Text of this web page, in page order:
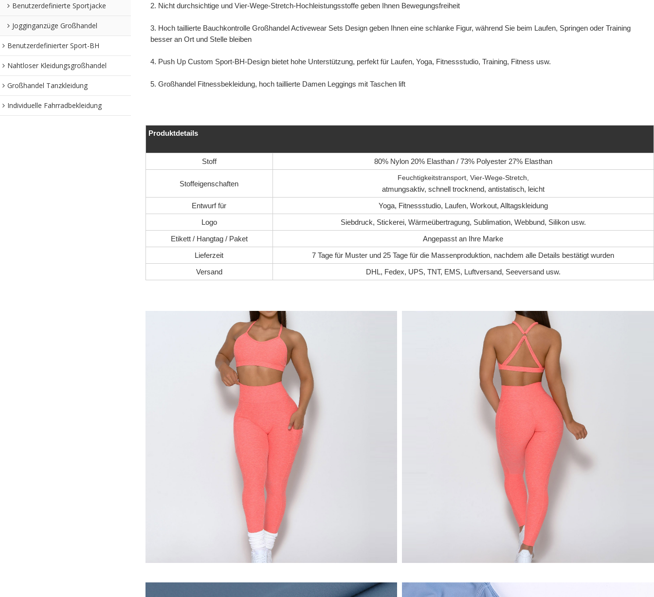
Benutzerdefinierte Sportjacke
Jogginganzüge Großhandel
Benutzerdefinierter Sport-BH
Nahtloser Kleidungsgroßhandel
Großhandel Tanzkleidung
Individuelle Fahrradbekleidung
2. Nicht durchsichtige und Vier-Wege-Stretch-Hochleistungsstoffe geben Ihnen Bewegungsfreiheit
3. Hoch taillierte Bauchkontrolle Großhandel Activewear Sets Design geben Ihnen eine schlanke Figur, während Sie beim Laufen, Springen oder Training
besser an Ort und Stelle bleiben
4. Push Up Custom Sport-BH-Design bietet hohe Unterstützung, perfekt für Laufen, Yoga, Fitnessstudio, Training, Fitness usw.
5. Großhandel Fitnessbekleidung, hoch taillierte Damen Leggings mit Taschen lift
Produktdetails
Stoff 80% Nylon 20% Elasthan / 73% Polyester 27% Elasthan
Stoffeigenschaften
Feuchtigkeitstransport, Vier-Wege-Stretch,
atmungsaktiv, schnell trocknend, antistatisch, leicht
Entwurf für
Yoga, Fitnessstudio, Laufen, Workout, Alltagskleidung
Logo
Siebdruck, Stickerei, Wärmeübertragung, Sublimation, Webbund, Silikon usw.
Etikett / Hangtag / Paket
Angepasst an Ihre Marke
Lieferzeit
7 Tage für Muster und 25 Tage für die Massenproduktion, nachdem alle Details bestätigt wurden
Versand
DHL, Fedex, UPS, TNT, EMS, Luftversand, Seeversand usw.